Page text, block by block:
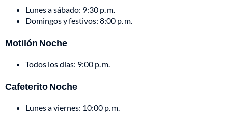
Lunes a sábado: 9:30 p. m.
Domingos y festivos: 8:00 p. m.
Motilón Noche
Todos los días: 9:00 p. m.
Cafeterito Noche
Lunes a viernes: 10:00 p. m.